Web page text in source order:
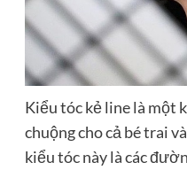
Kiểu tóc kẻ line là một
chuộng cho cả bé trai
kiểu tóc này là các